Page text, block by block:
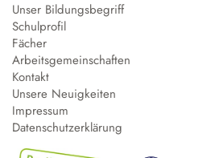
Unser Bildungsbegriff
Schulprofil
Fächer
Arbeitsgemeinschaften
Kontakt
Unsere Neuigkeiten
Impressum
Datenschutzerklärung